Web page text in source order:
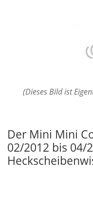
(Dieses Bild ist
Der Mini Mini
02/2012 bis 04/